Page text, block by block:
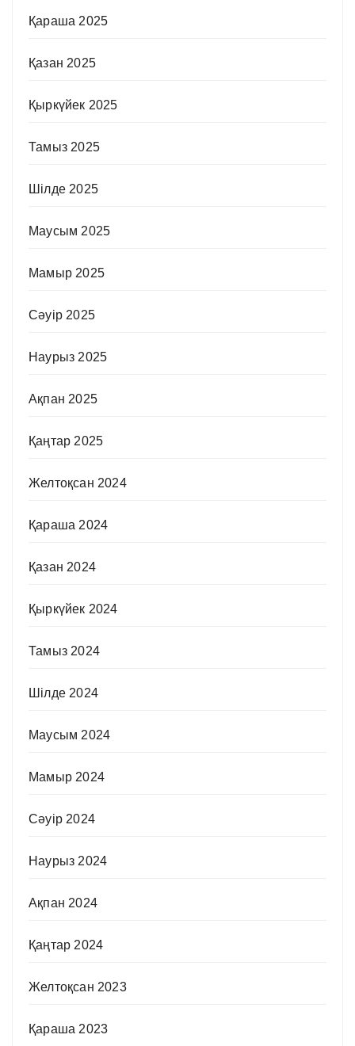
Қараша 2025
Қазан 2025
Қыркүйек 2025
Тамыз 2025
Шілде 2025
Маусым 2025
Мамыр 2025
Сәуір 2025
Наурыз 2025
Ақпан 2025
Қаңтар 2025
Желтоқсан 2024
Қараша 2024
Қазан 2024
Қыркүйек 2024
Тамыз 2024
Шілде 2024
Маусым 2024
Мамыр 2024
Сәуір 2024
Наурыз 2024
Ақпан 2024
Қаңтар 2024
Желтоқсан 2023
Қараша 2023